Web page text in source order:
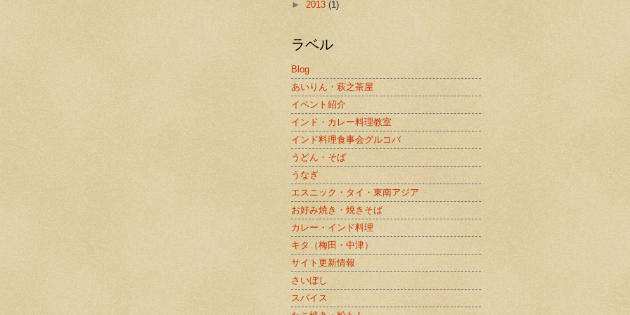
► 2013 (1)
ラベル
Blog
あいりん・萩之茶屋
イベント紹介
インド・カレー料理教室
インド料理食事会グルコバ
うどん・そば
うなぎ
エスニック・タイ・東南アジア
お好み焼き・焼きそば
カレー・インド料理
キタ（梅田・中津）
サイト更新情報
さいぼし
スパイス